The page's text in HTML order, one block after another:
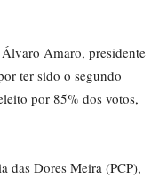
Amaro, presidente
ter sido o segundo
por 85% dos votos,
das Dores Meira (PCP),